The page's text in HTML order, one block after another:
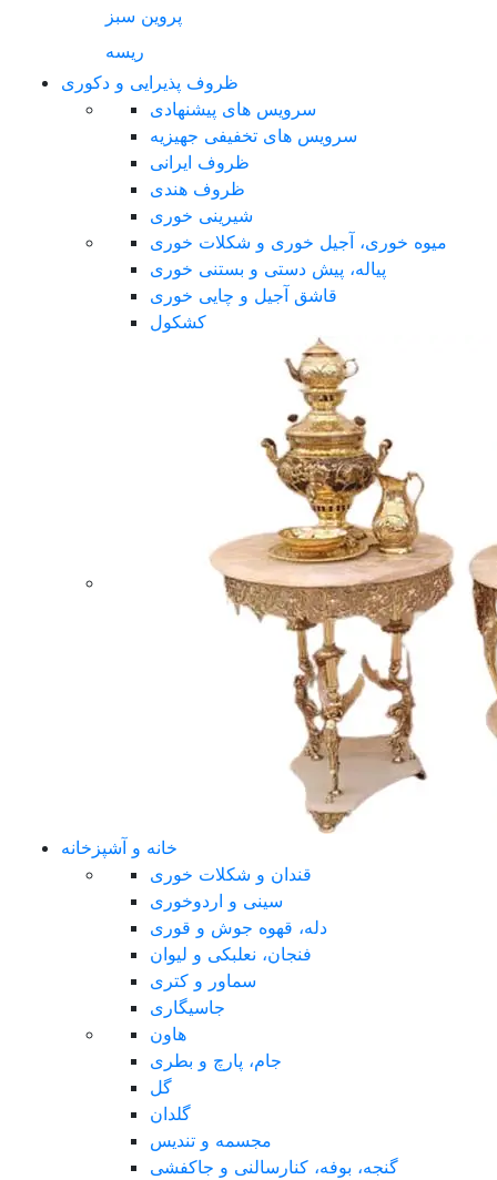
پروین سبز
ریسه
ظروف پذیرایی و دکوری
سرویس های پیشنهادی
سرویس های تخفیفی جهیزیه
ظروف ایرانی
ظروف هندی
شیرینی خوری
میوه خوری، آجیل خوری و شکلات خوری
پیاله، پیش دستی و بستنی خوری
قاشق آجیل و چایی خوری
کشکول
خانه و آشپزخانه
قندان و شکلات خوری
سینی و اردوخوری
دله، قهوه جوش و قوری
فنجان، نعلبکی و لیوان
سماور و کتری
جاسیگاری
هاون
جام، پارچ و بطری
گل
گلدان
مجسمه و تندیس
گنجه، بوفه، کنارسالنی و جاکفشی